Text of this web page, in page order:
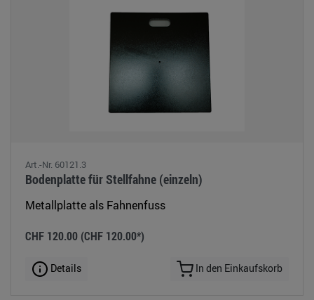
Art.-Nr. 60121.3
Bodenplatte für Stellfahne (einzeln)
Metallplatte als Fahnenfuss
CHF 120.00 (CHF 120.00*)
Details In den Einkaufskorb